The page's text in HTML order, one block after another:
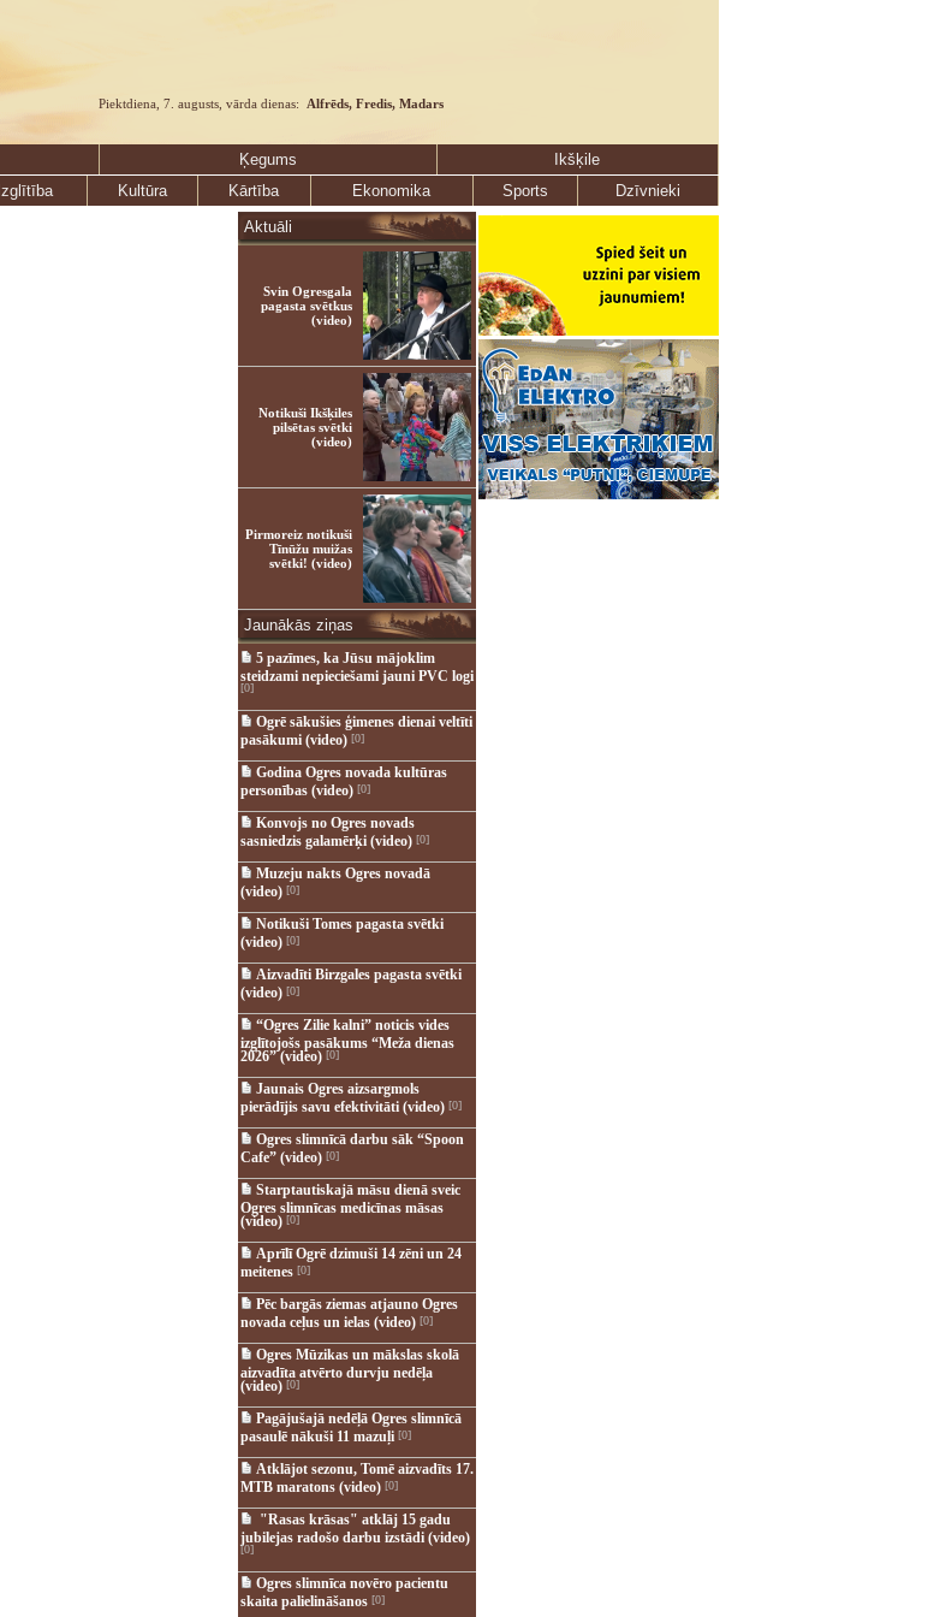
Piektdiena, 7. augusts, vārda dienas: Alfrēds, Fredis, Madars
Ķegums
Ikšķile
Izglītība Kultūra Kārtība Ekonomika Sports
Dzīvnieki
Aktuāli
Svin Ogresgala
pagasta svētkus
(video)
Notikuši Ikšķiles
pilsētas svētki
(video)
Pirmoreiz notikuši
Tīnūžu muižas
svētki! (video)
Jaunākās ziņas
5 pazīmes, ka Jūsu mājoklim
steidzami nepieciešami jauni PVC logi
[0]
Ogrē sākušies ģimenes dienai veltīti
pasākumi (video)[0]
Godina Ogres novada kultūras
personības (video)[0]
Konvojs no Ogres novads
sasniedzis galamērķi (video)[0]
Muzeju nakts Ogres novadā
(video)[0]
Notikuši Tomes pagasta svētki
(video)[0]
Aizvadīti Birzgales pagasta svētki
(video)[0]
“Ogres Zilie kalni” noticis vides
izglītojošs pasākums “Meža dienas
2026” (video)[0]
Jaunais Ogres aizsargmols
pierādījis savu efektivitāti (video)[0]
Ogres slimnīcā darbu sāk “Spoon
Cafe” (video)[0]
Starptautiskajā māsu dienā sveic
Ogres slimnīcas medicīnas māsas
(video)[0]
Aprīlī Ogrē dzimuši 14 zēni un 24
meitenes [0]
Pēc bargās ziemas atjauno Ogres
novada ceļus un ielas (video)[0]
Ogres Mūzikas un mākslas skolā
aizvadīta atvērto durvju nedēļa
(video)[0]
Pagājušajā nedēļā Ogres slimnīcā
pasaulē nākuši 11 mazuļi[0]
Atklājot sezonu, Tomē aizvadīts 17.
MTB maratons (video)[0]
"Rasas krāsas" atklāj 15 gadu
jubilejas radošo darbu izstādi (video)
[0]
Ogres slimnīca novēro pacientu
skaita palielināšanos [0]